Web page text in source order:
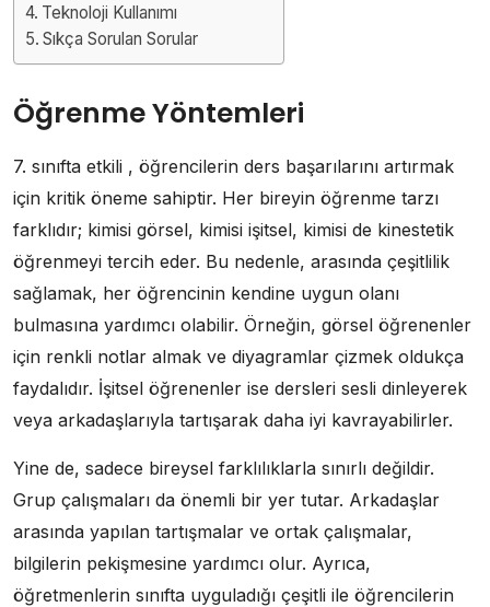
Teknoloji Kullanımı
Sıkça Sorulan Sorular
Öğrenme Yöntemleri
7. sınıfta etkili , öğrencilerin ders başarılarını artırmak
için kritik öneme sahiptir. Her bireyin öğrenme tarzı
farklıdır; kimisi görsel, kimisi işitsel, kimisi de kinestetik
öğrenmeyi tercih eder. Bu nedenle, arasında çeşitlilik
sağlamak, her öğrencinin kendine uygun olanı
bulmasına yardımcı olabilir. Örneğin, görsel öğrenenler
için renkli notlar almak ve diyagramlar çizmek oldukça
faydalıdır. İşitsel öğrenenler ise dersleri sesli dinleyerek
veya arkadaşlarıyla tartışarak daha iyi kavrayabilirler.
Yine de, sadece bireysel farklılıklarla sınırlı değildir.
Grup çalışmaları da önemli bir yer tutar. Arkadaşlar
arasında yapılan tartışmalar ve ortak çalışmalar,
bilgilerin pekişmesine yardımcı olur. Ayrıca,
öğretmenlerin sınıfta uyguladığı çeşitli ile öğrencilerin